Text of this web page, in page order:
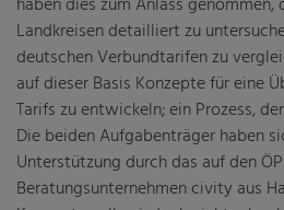
haben dies zum Anlass genommen,
Landkreisen detailliert zu
deutschen Verbundtarifen zu
auf dieser Basis Konzepte für eine
Tarifs zu entwickeln; ein Prozess,
Die beiden Aufgabenträger haben
Unterstützung durch das auf den
Beratungsunternehmen civity aus